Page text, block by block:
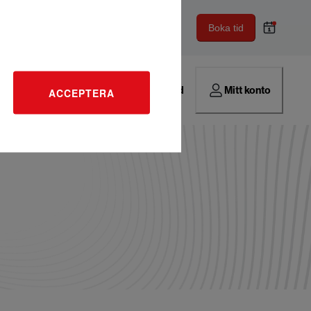
ACCEPTERA
Boka tid
Hitta verkstad Mitt konto